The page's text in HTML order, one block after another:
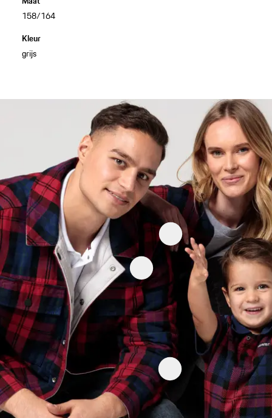
158/164
Kleur
grijs